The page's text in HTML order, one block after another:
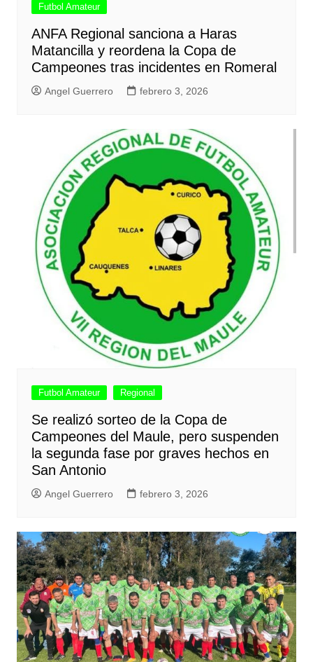
Futbol Amateur
ANFA Regional sanciona a Haras
Matancilla y reordena la Copa de
Campeones tras incidentes en Romeral
Angel Guerrero febrero 3, 2026
Futbol Amateur Regional
Se realizó sorteo de la Copa de
Campeones del Maule, pero suspenden
la segunda fase por graves hechos en
San Antonio
Angel Guerrero febrero 3, 2026